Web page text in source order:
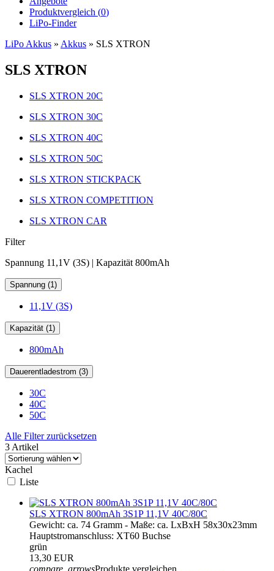
Produktvergleich (0)
LiPo-Finder
LiPo Akkus » Akkus » SLS XTRON
SLS XTRON
SLS XTRON 20C
SLS XTRON 30C
SLS XTRON 40C
SLS XTRON 50C
SLS XTRON STICKPACK
SLS XTRON COMPETITION
SLS XTRON CAR
Filter
Spannung 11,1V (3S) | Kapazität 800mAh
Spannung (1)
11,1V (3S)
Kapazität (1)
800mAh
Dauerentladestrom (3)
30C
40C
50C
Alle Filter zurücksetzen
3 Artikel
Kachel
Liste
SLS XTRON 800mAh 3S1P 11,1V 40C/80C
Gewicht: ca. 74 Gramm - Maße: ca. LxBxH 58x30x23mm
Hauptstromanschluss: XT60 Buchse
grün
13,30 EUR
compare_arrowsProdukte vergleichen